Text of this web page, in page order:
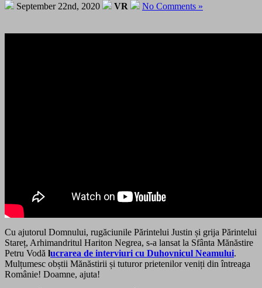
September 22nd, 2020 VR No Comments »
Cu ajutorul Domnului, rugăciunile Părintelui Justin și grija Părintelui
Stareț, Arhimandritul Hariton Negrea, s-a lansat la Sfânta Mănăstire
Petru Vodă lucrarea de interviuri cu Duhovnicul Neamului.
Mulțumesc obștii Mănăstirii și tuturor prietenilor veniți din întreaga
Românie! Doamne, ajuta!